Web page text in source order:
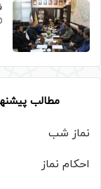
مطالب
نماز شب
احکام نماز